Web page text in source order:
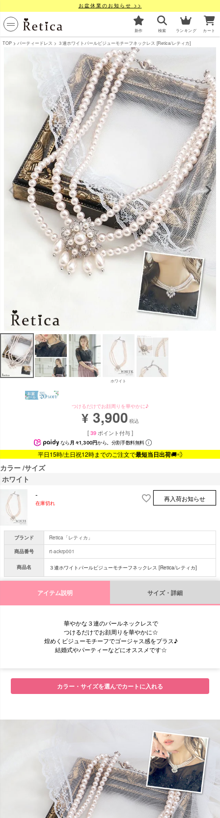
お盆休業のお知らせ >>
新作 検索 ランキング カート
TOP パーティードレス ３連ホワイトパールビジューモチーフネックレス [Retica/レティカ]
ホワイト
つけるだけでお顔周りを華やかに♪
¥ 3,900 税込
[ 39 ポイント付与 ]
なら 月々1,300円から。分割手数料無料
平日15時/土日祝12時までのご注文で最短当日出荷🚚💨
カラー サイズ
ホワイト
-
在庫切れ
再入荷お知らせ
ブランド
Retica「レティカ」
商品番号
rt-ackrp001
商品名 ３連ホワイトパールビジューモチーフネックレス [Retica/レティカ]
アイテム説明 サイズ・詳細
華やかな３連のパールネックレスで
つけるだけでお顔周りを華やかに☆
煌めくビジューモチーフでゴージャス感をプラス♪
結婚式やパーティーなどにオススメです☆
■注意事項
カラー・サイズを選んでカートに入れる